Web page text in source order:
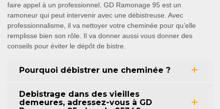
faire appel à un professionnel. GD Ramonage 95 est un
ramoneur qui peut intervenir avec une débistreuse. Avec
professionnalisme, il va nettoyer votre cheminée pour qu’elle
remplisse bien son rôle. Il va donner aussi vous donner des
conseils pour éviter le dépôt de bistre.
Pourquoi débistrer une cheminée ?
Debistrage dans des vieilles
demeures, adressez-vous à GD